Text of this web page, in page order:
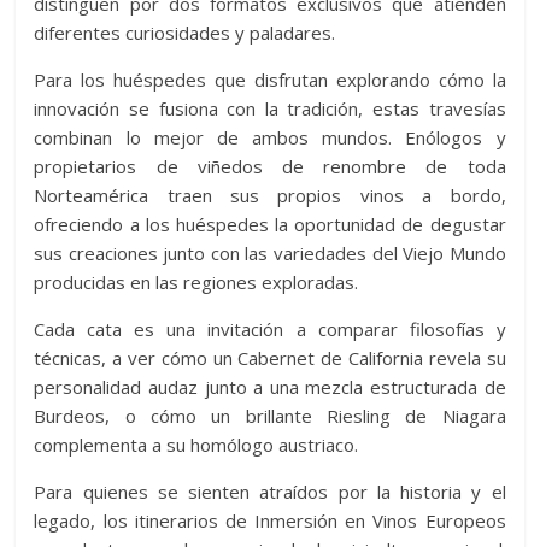
diferentes curiosidades y paladares.
Para los huéspedes que disfrutan explorando cómo la
innovación se fusiona con la tradición, estas travesías
combinan lo mejor de ambos mundos. Enólogos y
propietarios de viñedos de renombre de toda
Norteamérica traen sus propios vinos a bordo,
ofreciendo a los huéspedes la oportunidad de degustar
sus creaciones junto con las variedades del Viejo Mundo
producidas en las regiones exploradas.
Cada cata es una invitación a comparar filosofías y
técnicas, a ver cómo un Cabernet de California revela su
personalidad audaz junto a una mezcla estructurada de
Burdeos, o cómo un brillante Riesling de Niagara
complementa a su homólogo austriaco.
Para quienes se sienten atraídos por la historia y el
legado, los itinerarios de Inmersión en Vinos Europeos